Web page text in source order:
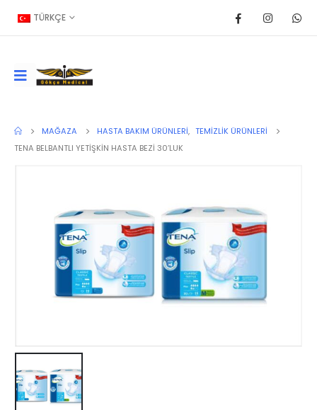
TÜRKÇE
MAĞAZA HASTA BAKIM ÜRÜNLERI, TEMIZLIK ÜRÜNLERI
TENA BELBANTLI YETİŞKİN HASTA BEZİ 30’LUK